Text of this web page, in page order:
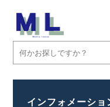
インフォメーショ